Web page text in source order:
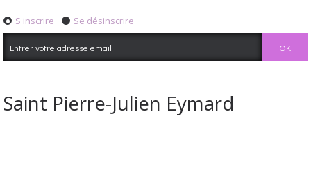
S'inscrire Se désinscrire
Saint Pierre-Julien Eymard